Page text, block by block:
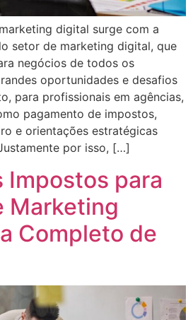
digital surge com a
setor de marketing digital, que
negócios de todos os
oportunidades e desafios
para profissionais em agências,
pagamento de impostos,
e orientações estratégicas
por isso, […]
Impostos para
Marketing
Completo de